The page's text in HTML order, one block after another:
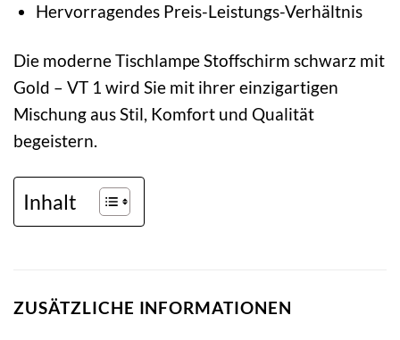
Hervorragendes Preis-Leistungs-Verhältnis
Die moderne Tischlampe Stoffschirm schwarz mit
Gold – VT 1 wird Sie mit ihrer einzigartigen
Mischung aus Stil, Komfort und Qualität
begeistern.
Inhalt
ZUSÄTZLICHE INFORMATIONEN